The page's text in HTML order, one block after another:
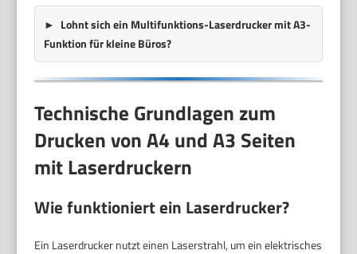
Lohnt sich ein Multifunktions-Laserdrucker mit A3-
Funktion für kleine Büros?
Technische Grundlagen zum
Drucken von A4 und A3 Seiten
mit Laserdruckern
Wie funktioniert ein Laserdrucker?
Ein Laserdrucker nutzt einen Laserstrahl, um ein elektrisches